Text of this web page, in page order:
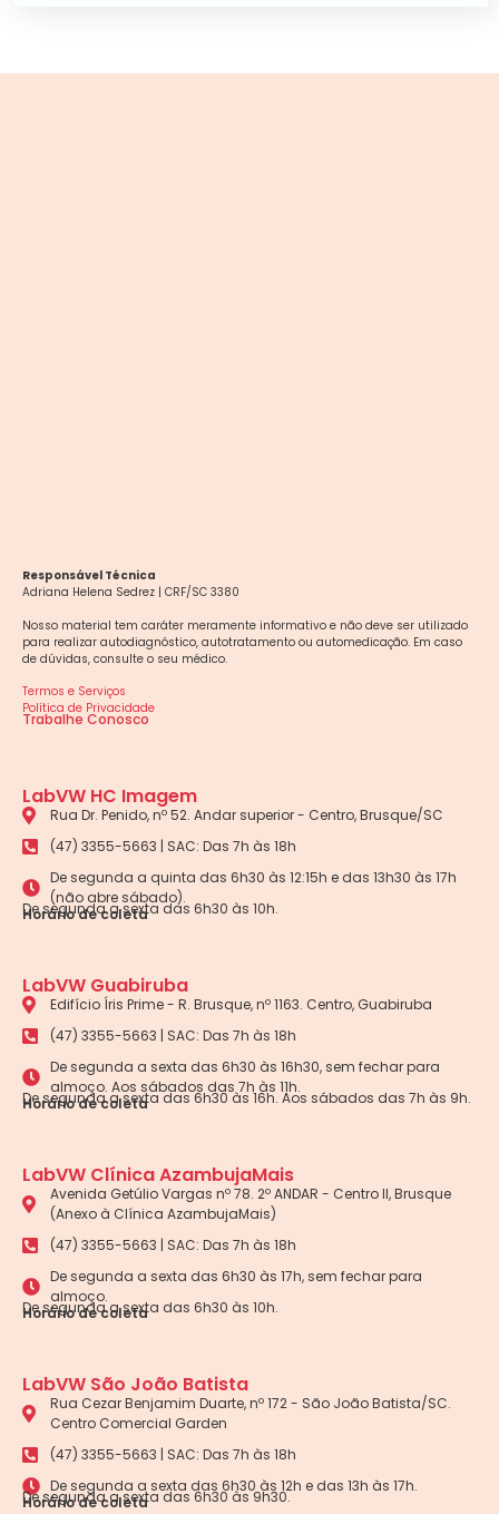
Responsável Técnica
Adriana Helena Sedrez | CRF/SC 3380
Nosso material tem caráter meramente informativo e não deve ser utilizado
para realizar autodiagnóstico, autotratamento ou automedicação. Em caso
de dúvidas, consulte o seu médico.
Termos e Serviços
Política de Privacidade
Trabalhe Conosco
LabVW HC Imagem
Rua Dr. Penido, nº 52. Andar superior - Centro, Brusque/SC
(47) 3355-5663 | SAC: Das 7h às 18h
De segunda a quinta das 6h30 às 12:15h e das 13h30 às 17h
(não abre sábado).
Horário de coleta
De segunda a sexta das 6h30 às 10h.
LabVW Guabiruba
Edifício Íris Prime - R. Brusque, nº 1163. Centro, Guabiruba
(47) 3355-5663 | SAC: Das 7h às 18h
De segunda a sexta das 6h30 às 16h30, sem fechar para
almoço. Aos sábados das 7h às 11h.
Horário de coleta
De segunda a sexta das 6h30 às 16h. Aos sábados das 7h às 9h.
LabVW Clínica AzambujaMais
Avenida Getúlio Vargas nº 78. 2º ANDAR - Centro II, Brusque
(Anexo à Clínica AzambujaMais)
(47) 3355-5663 | SAC: Das 7h às 18h
De segunda a sexta das 6h30 às 17h, sem fechar para
almoço.
Horário de coleta
De segunda a sexta das 6h30 às 10h.
LabVW São João Batista
Rua Cezar Benjamim Duarte, nº 172 - São João Batista/SC.
Centro Comercial Garden
(47) 3355-5663 | SAC: Das 7h às 18h
De segunda a sexta das 6h30 às 12h e das 13h às 17h.
Horário de coleta
De segunda a sexta das 6h30 às 9h30.